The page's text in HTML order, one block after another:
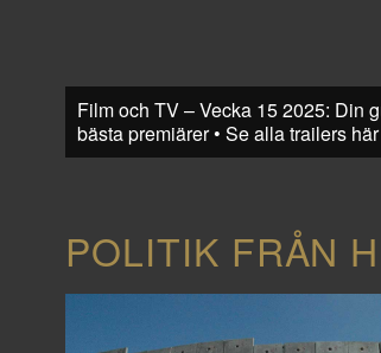
Film och TV – Vecka 15 2025: Din
bästa premiärer • Se alla trailers här
POLITIK FRÅN